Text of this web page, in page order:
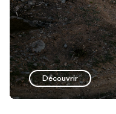
Découvrir